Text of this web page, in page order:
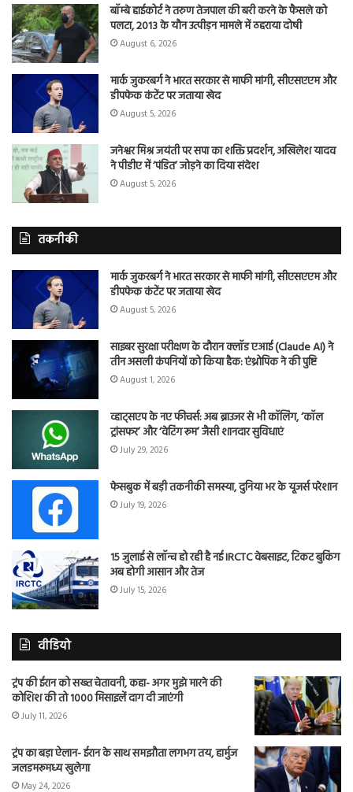
बॉम्बे हाईकोर्ट ने तरुण तेजपाल की बरी करने के फैसले को
पलटा, 2013 के यौन उत्पीड़न मामले में ठहराया दोषी
August 6, 2026
मार्क जुकरबर्ग ने भारत सरकार से माफी मांगी, सीएसएएम और
डीपफेक कंटेंट पर जताया खेद
August 5, 2026
जनेश्वर मिश्र जयंती पर सपा का शक्ति प्रदर्शन, अखिलेश यादव
ने पीडीए में ‘पंडित’ जोड़ने का दिया संदेश
August 5, 2026
तकनीकी
मार्क जुकरबर्ग ने भारत सरकार से माफी मांगी, सीएसएएम और
डीपफेक कंटेंट पर जताया खेद
August 5, 2026
साइबर सुरक्षा परीक्षण के दौरान क्लॉड एआई (Claude AI) ने
तीन असली कंपनियों को किया हैक: एंथ्रोपिक ने की पुष्टि
August 1, 2026
व्हाट्सएप के नए फीचर्स: अब ब्राउजर से भी कॉलिंग, ‘कॉल
ट्रांसफर’ और ‘वेटिंग रूम’ जैसी शानदार सुविधाएं
July 29, 2026
फेसबुक में बड़ी तकनीकी समस्या, दुनिया भर के यूजर्स परेशान
July 19, 2026
15 जुलाई से लॉन्च हो रही है नई IRCTC वेबसाइट, टिकट बुकिंग
अब होगी आसान और तेज
July 15, 2026
वीडियो
ट्रंप की ईरान को सख्त चेतावनी, कहा- अगर मुझे मारने की
कोशिश की तो 1000 मिसाइलें दाग दी जाएंगी
July 11, 2026
ट्रंप का बड़ा ऐलान- ईरान के साथ समझौता लगभग तय, हार्मुज
जलडमरूमध्य खुलेगा
May 24, 2026